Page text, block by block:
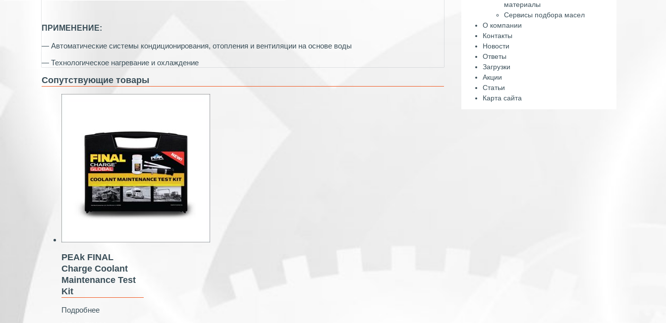
ПРИМЕНЕНИЕ:
— Автоматические системы кондиционирования, отопления и вентиляции на основе воды
— Технологическое нагревание и охлаждение
Сопутствующие товары
PEAk FINAL
Charge Coolant
Maintenance Test
Kit
Подробнее
материалы
Сервисы подбора масел
О компании
Контакты
Новости
Ответы
Загрузки
Акции
Статьи
Карта сайта